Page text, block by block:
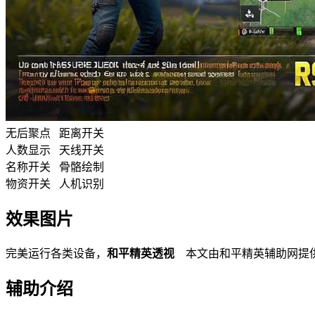
无后聚点 距离开关
人数显示 天线开关
名称开关 骨骼绘制
物资开关 人机识别
效果图片
完美运行各类设备， 和平精英透视 本文由和平精英辅助网提
辅助介绍